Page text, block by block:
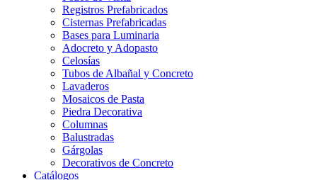
Registros Prefabricados
Cisternas Prefabricadas
Bases para Luminaria
Adocreto y Adopasto
Celosías
Tubos de Albañal y Concreto
Lavaderos
Mosaicos de Pasta
Piedra Decorativa
Columnas
Balustradas
Gárgolas
Decorativos de Concreto
Catálogos